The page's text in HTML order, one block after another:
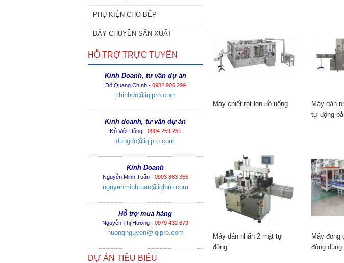
PHỤ KIỆN CHO BẾP
DÂY CHUYỀN SẢN XUẤT
HỖ TRỢ TRỰC TUYẾN
Kinh Doanh, tư vấn dự án
Đỗ Quang Chính - 0982 906 299
chinhdo@iqlpro.com
Kinh doanh, tư vấn dự án
Đỗ Việt Dũng - 0904 259 251
dungdo@iqlpro.com
Kinh Doanh
Nguyễn Minh Tuấn - 0903 863 355
nguyenminhtuan@iqlpro.com
Hỗ trợ mua hàng
Nguyễn Thị Hương - 0979 432 679
huongnguyen@iqlpro.com
DỰ ÁN TIÊU BIỂU
Máy chiết rót lon đồ uống
Máy dán
tự động
Máy dán nhãn 2 mặt tự
động
Máy đóng
động